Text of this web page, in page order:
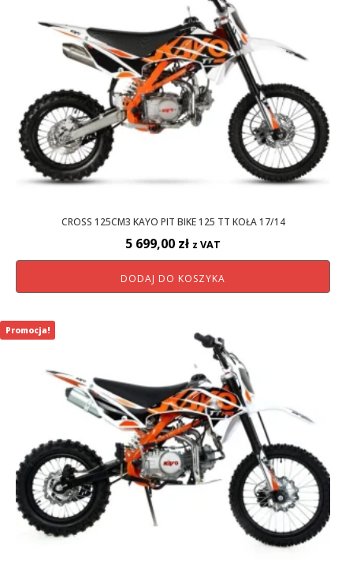
CROSS 125CM3 KAYO PIT BIKE 125 TT KOŁA 17/14
5 699,00 zł z VAT
DODAJ DO KOSZYKA
Promocja!